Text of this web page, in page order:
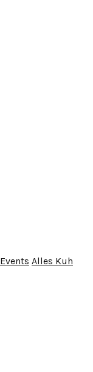
Events Alles Kuh